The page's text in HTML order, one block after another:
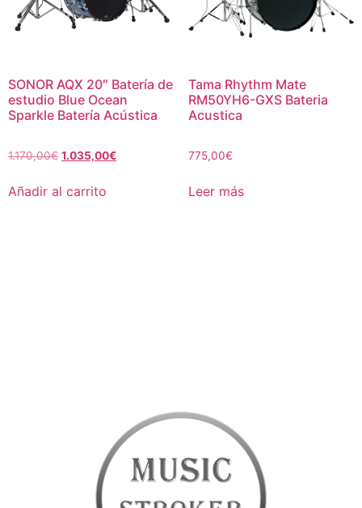
SONOR AQX 20″ Batería de
estudio Blue Ocean
Sparkle Batería Acústica
1.170,00€ 1.035,00€
Añadir al carrito
Tama Rhythm Mate
RM50YH6-GXS Bateria
Acustica
775,00€
Leer más